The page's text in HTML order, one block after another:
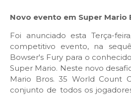
Novo evento em Super Mario
Foi anunciado esta Terça-
competitivo evento, na
Bowser's Fury para o
Super Mario. Neste novo
Mario Bros. 35 World Count
conjunto de todos os